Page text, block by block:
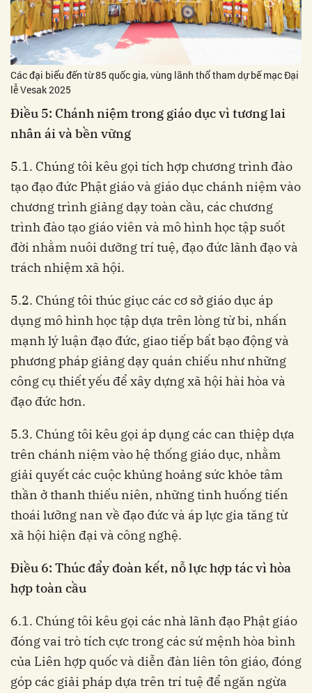
Các đại biểu đến từ 85 quốc gia, vùng lãnh thổ tham dự bế mạc Đại
lễ Vesak 2025
Điều 5: Chánh niệm trong giáo dục vì tương lai
nhân ái và bền vững
5.1. Chúng tôi kêu gọi tích hợp chương trình đào
tạo đạo đức Phật giáo và giáo dục chánh niệm vào
chương trình giảng dạy toàn cầu, các chương
trình đào tạo giáo viên và mô hình học tập suốt
đời nhằm nuôi dưỡng trí tuệ, đạo đức lãnh đạo và
trách nhiệm xã hội.
5.2. Chúng tôi thúc giục các cơ sở giáo dục áp
dụng mô hình học tập dựa trên lòng từ bi, nhấn
mạnh lý luận đạo đức, giao tiếp bất bạo động và
phương pháp giảng dạy quán chiếu như những
công cụ thiết yếu để xây dựng xã hội hài hòa và
đạo đức hơn.
5.3. Chúng tôi kêu gọi áp dụng các can thiệp dựa
trên chánh niệm vào hệ thống giáo dục, nhằm
giải quyết các cuộc khủng hoảng sức khỏe tâm
thần ở thanh thiếu niên, những tình huống tiến
thoái lưỡng nan về đạo đức và áp lực gia tăng từ
xã hội hiện đại và công nghệ.
Điều 6: Thúc đẩy đoàn kết, nỗ lực hợp tác vì hòa
hợp toàn cầu
6.1. Chúng tôi kêu gọi các nhà lãnh đạo Phật giáo
đóng vai trò tích cực trong các sứ mệnh hòa bình
của Liên hợp quốc và diễn đàn liên tôn giáo, đóng
góp các giải pháp dựa trên trí tuệ để ngăn ngừa